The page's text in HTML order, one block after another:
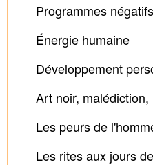
Programmes négatifs
Énergie humaine
Développement
Art noir,
Les peurs de
Les rites aux jours